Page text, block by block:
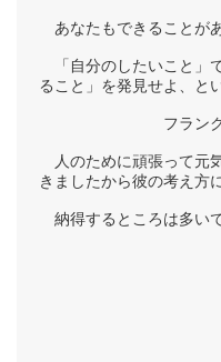
あなたもできることがあ
「自分のしたいこと」
ること」を発見せよ、と
フランクルの絶
人のために頑張って元
きましたから彼の考え方
納得するところは多いで